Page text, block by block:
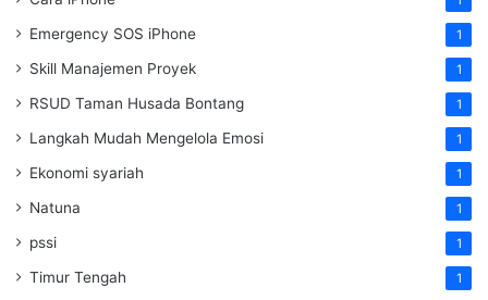
Emergency SOS iPhone 1
Skill Manajemen Proyek 1
RSUD Taman Husada Bontang 1
Langkah Mudah Mengelola Emosi 1
Ekonomi syariah 1
Natuna 1
pssi 1
Timur Tengah 1